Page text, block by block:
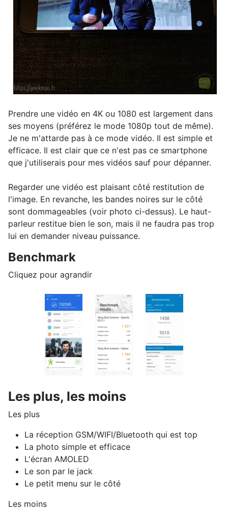
Prendre une vidéo en 4K ou 1080 est largement dans
ses moyens (préférez le mode 1080p tout de même).
Je ne m'attarde pas à ce mode vidéo. Il est simple et
efficace. Il est clair que ce n'est pas ce smartphone
que j'utiliserais pour mes vidéos sauf pour dépanner.
Regarder une vidéo est plaisant côté restitution de
l'image. En revanche, les bandes noires sur le côté
sont dommageables (voir photo ci-dessus). Le haut-
parleur restitue bien le son, mais il ne faudra pas trop
lui en demander niveau puissance.
Benchmark
Cliquez pour agrandir
Les plus, les moins
Les plus
La réception GSM/WIFI/Bluetooth qui est top
La photo simple et efficace
L'écran AMOLED
Le son par le jack
Le petit menu sur le côté
Les moins